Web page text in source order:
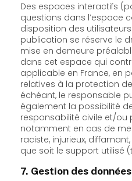
Des espaces interactifs
questions dans l’espace
disposition des
publication se réserve le
mise en demeure préalable, tout contenu déposé
dans cet espace qui
applicable en France, en particulier aux dispositions
relatives à la protection
échéant, le responsable
également la possibilité
responsabilité civile et/ou
notamment en cas de
raciste, injurieux,
que soit le
7. Gestion des